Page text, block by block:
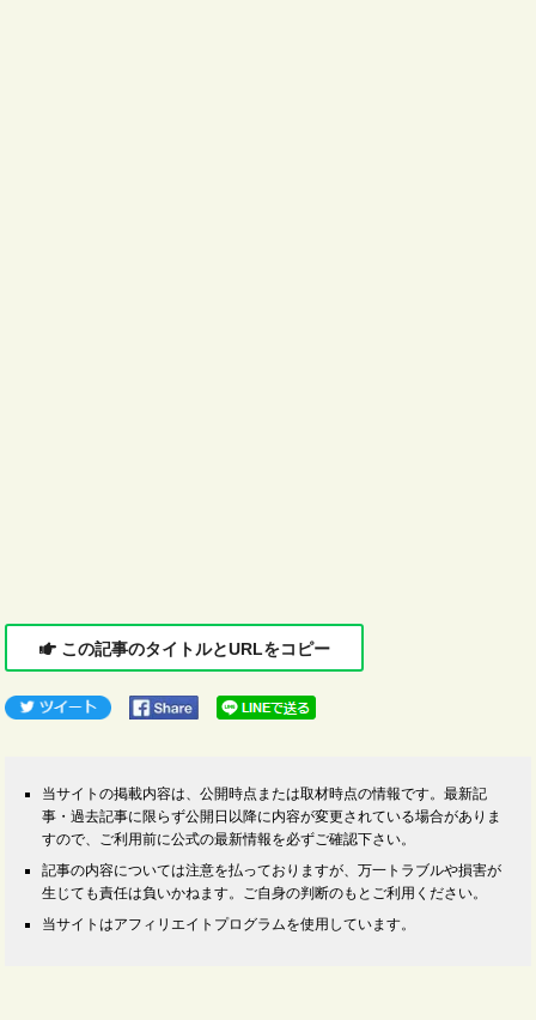
この記事のタイトルとURLをコピー
当サイトの掲載内容は、公開時点または取材時点の情報です。最新記
事・過去記事に限らず公開日以降に内容が変更されている場合がありま
すので、ご利用前に公式の最新情報を必ずご確認下さい。
記事の内容については注意を払っておりますが、万一トラブルや損害が
生じても責任は負いかねます。ご自身の判断のもとご利用ください。
当サイトはアフィリエイトプログラムを使用しています。